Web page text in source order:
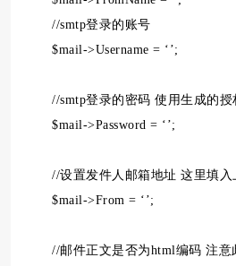
//smtp登录的账号
$mail->Username = ‘’;
//smtp登录的密码 使用生成的授
$mail->Password = ‘’;
//设置发件人邮箱地址 这里填入
$mail->From = ‘’;
//邮件正文是否为html编码 注意